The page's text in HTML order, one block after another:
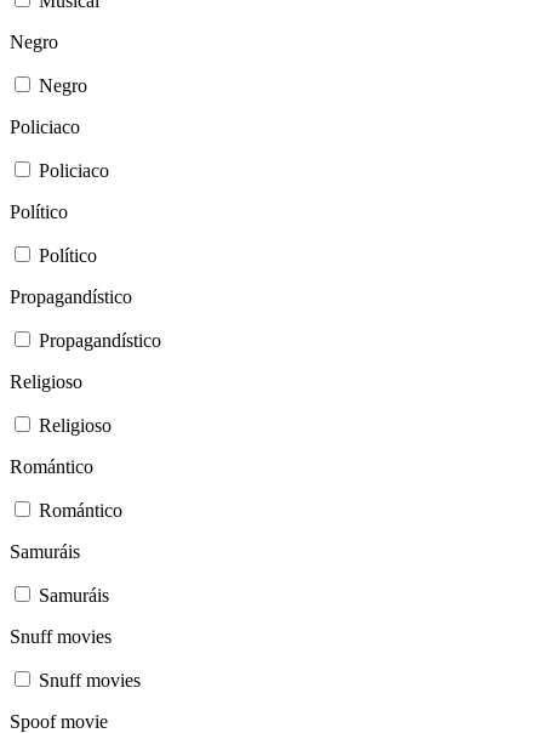
Negro
Negro
Policiaco
Policiaco
Político
Político
Propagandístico
Propagandístico
Religioso
Religioso
Romántico
Romántico
Samuráis
Samuráis
Snuff movies
Snuff movies
Spoof movie